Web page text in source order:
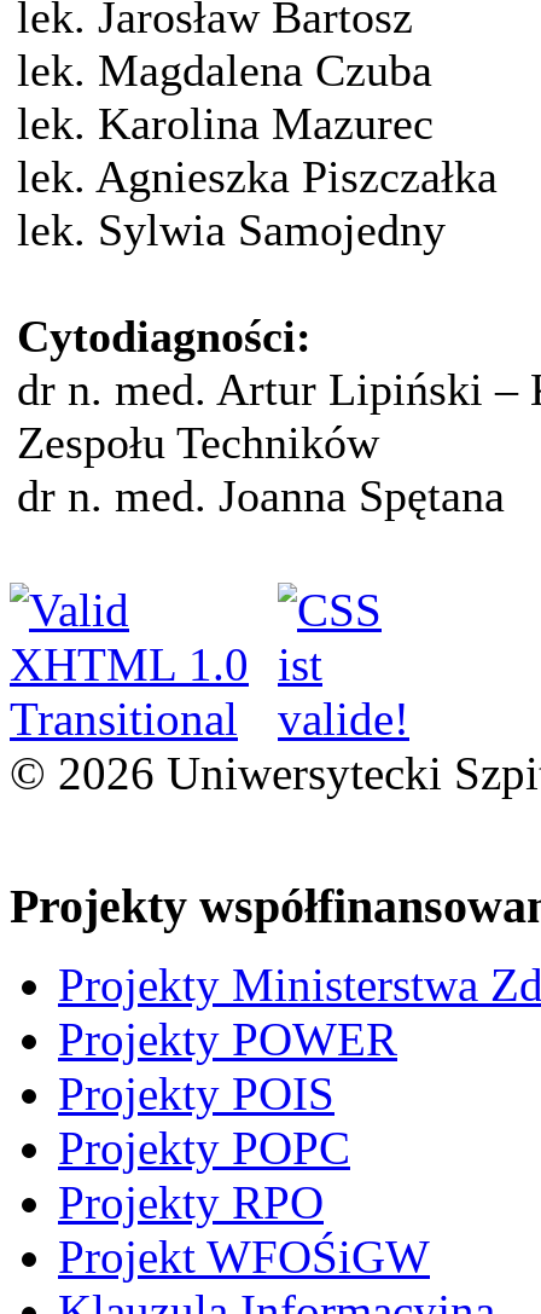
lek. Jarosław Bartosz
lek. Magdalena Czuba
lek. Karolina Mazurec
lek. Agnieszka Piszczałka
lek. Sylwia Samojedny
Cytodiagności:
dr n. med. Artur Lipiński
Zespołu Techników
dr n. med. Joanna Spętana
© 2026 Uniwersytecki
Projekty
Projekty Ministerstwa
Projekty POWER
Projekty POIS
Projekty POPC
Projekty RPO
Projekt WFOŚiGW